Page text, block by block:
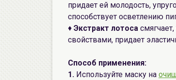
придает ей молодость,
способствует осветлению
♦ Экстракт лотоса
свойствами, придает
Способ применения:
1. Используйте маску на